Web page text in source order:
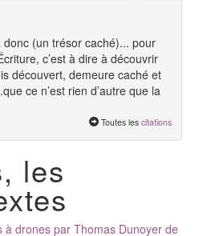
(un trésor caché)... pour
c’est à dire à découvrir
découvert, demeure caché et
ce n’est rien d’autre que la
Toutes les citations
les
à drones par Thomas Dunoyer de